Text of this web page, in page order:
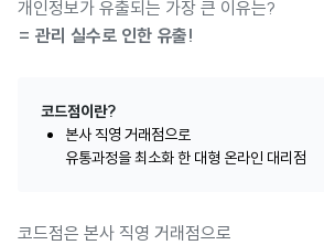
개인정보가 유출되는 가장 큰 이유는?
= 관리 실수로 인한 유출!
코드점이란?
본사 직영 거래점으로
유통과정을 최소화 한 대형 온라인 대리점
코드점은 본사 직영 거래점으로